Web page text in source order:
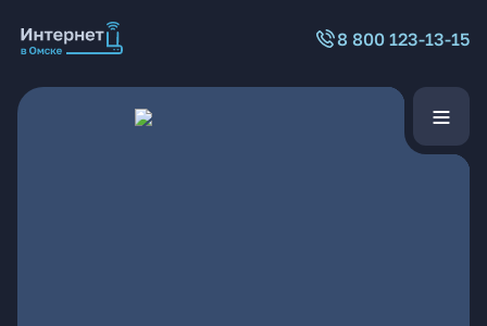
8 800 123-13-15